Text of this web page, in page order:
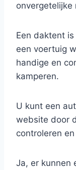
onvergetelijke
Een daktent
een voertuig
handige en
kamperen.
U kunt een
website door
controleren
Ja, er kunnen